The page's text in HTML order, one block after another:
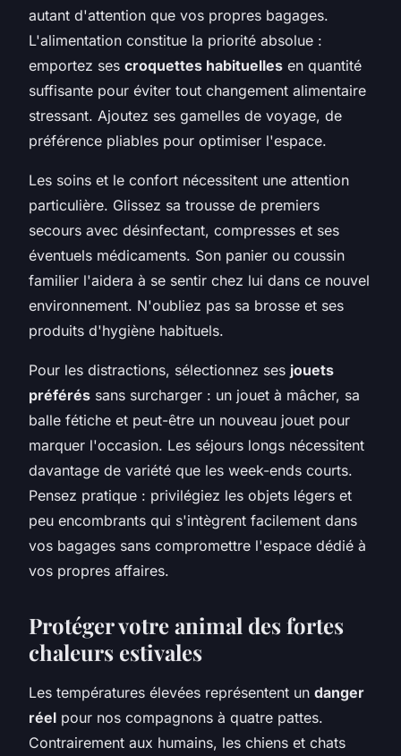
autant d'attention que vos propres bagages.
L'alimentation constitue la priorité absolue :
emportez ses croquettes habituelles en quantité
suffisante pour éviter tout changement alimentaire
stressant. Ajoutez ses gamelles de voyage, de
préférence pliables pour optimiser l'espace.
Les soins et le confort nécessitent une attention
particulière. Glissez sa trousse de premiers
secours avec désinfectant, compresses et ses
éventuels médicaments. Son panier ou coussin
familier l'aidera à se sentir chez lui dans ce nouvel
environnement. N'oubliez pas sa brosse et ses
produits d'hygiène habituels.
Pour les distractions, sélectionnez ses jouets
préférés sans surcharger : un jouet à mâcher, sa
balle fétiche et peut-être un nouveau jouet pour
marquer l'occasion. Les séjours longs nécessitent
davantage de variété que les week-ends courts.
Pensez pratique : privilégiez les objets légers et
peu encombrants qui s'intègrent facilement dans
vos bagages sans compromettre l'espace dédié à
vos propres affaires.
Protéger votre animal des fortes
chaleurs estivales
Les températures élevées représentent un danger
réel pour nos compagnons à quatre pattes.
Contrairement aux humains, les chiens et chats